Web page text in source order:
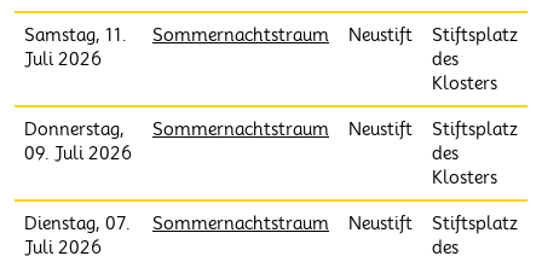
Samstag, 11.
Juli 2026
Sommernachtstraum Neustift
Stiftsplatz
des
Klosters
Donnerstag,
09. Juli 2026
Sommernachtstraum Neustift
Stiftsplatz
des
Klosters
Dienstag, 07.
Juli 2026
Sommernachtstraum Neustift
Stiftsplatz
des